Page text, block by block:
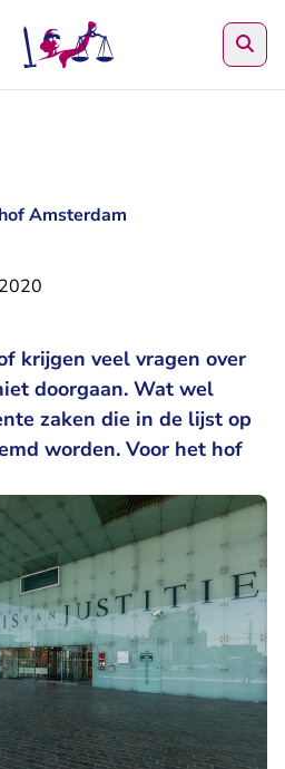
Amsterdam
krijgen veel vragen over
doorgaan. Wat wel
zaken die in de lijst op
worden. Voor het hof